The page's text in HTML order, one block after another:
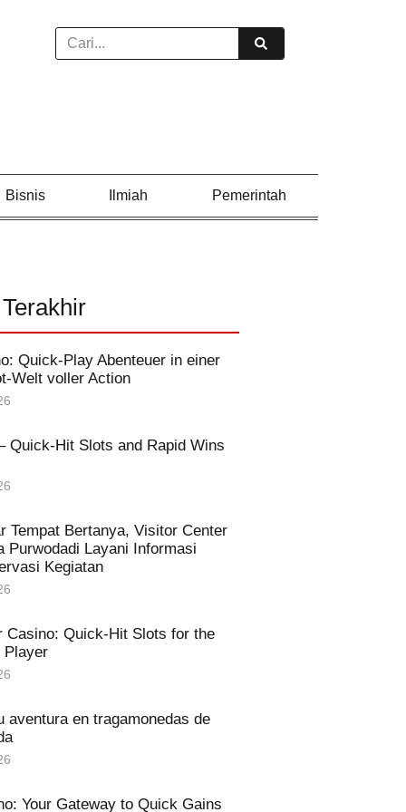
Bisnis Ilmiah Pemerintah
Quick‑Play Abenteuer in einer
voller Action
Quick‑Hit Slots and Rapid Wins
Tempat Bertanya, Visitor Center
Purwodadi Layani Informasi
Kegiatan
Casino: Quick‑Hit Slots for the
Player
aventura en tragamonedas de
Your Gateway to Quick Gains